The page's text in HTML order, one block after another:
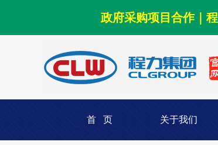
政府采购项目合作｜
首 页 关于我们